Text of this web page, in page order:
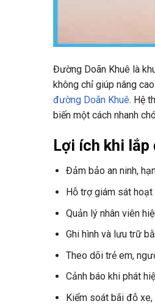
Đường Doãn Khuê là
không chỉ giúp nâng
đường Doãn Khuê. Hệ
biến một cách nhanh
Lợi ích khi
Đảm bảo an ninh,
Hỗ trợ giám sát
Quản lý nhân viên
Ghi hình và lưu trữ
Theo dõi trẻ em,
Cảnh báo khi phát
Kiểm soát bãi đỗ